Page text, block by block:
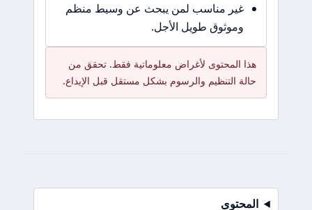
مناسب لمن يبحث عن وسيط منظم
طويل الأجل.
لأغراض معلوماتية فقط. تحقق من
التنظيم والرسوم بشكل مستقل قبل الإيداع.